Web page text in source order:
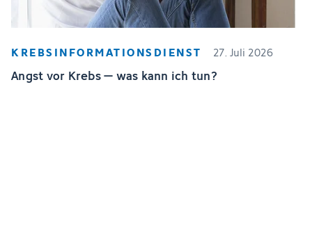
KREBSINFORMATIONSDIENST 27. Juli 2026
Angst vor Krebs – was kann ich tun?